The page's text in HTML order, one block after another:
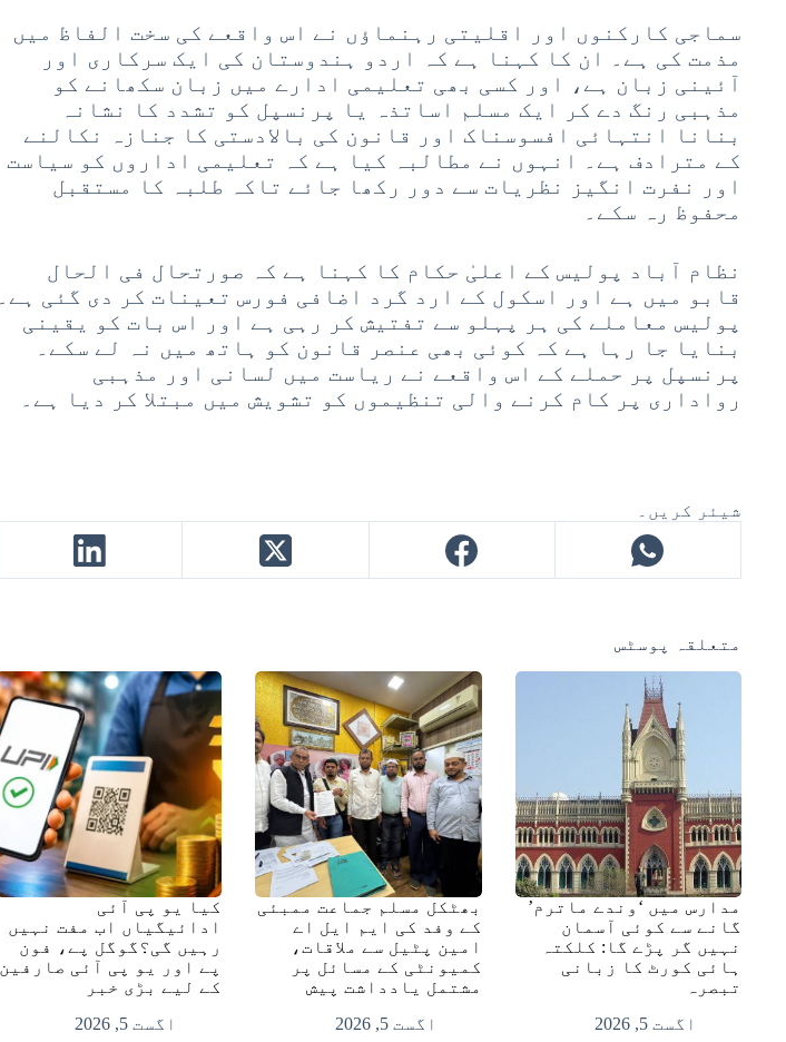
سماجی کارکنوں اور اقلیتی رہنماؤں نے اس واقعے کی سخت الفاظ میں
مذمت کی ہے۔ ان کا کہنا ہے کہ اردو ہندوستان کی ایک سرکاری اور
آئینی زبان ہے، اور کسی بھی تعلیمی ادارے میں زبان سکھانے کو
مذہبی رنگ دے کر ایک مسلم اساتذہ یا پرنسپل کو تشدد کا نشانہ
بنانا انتہائی افسوسناک اور قانون کی بالادستی کا جنازہ نکالنے
کے مترادف ہے۔ انہوں نے مطالبہ کیا ہے کہ تعلیمی اداروں کو سیاست
اور نفرت انگیز نظریات سے دور رکھا جائے تاکہ طلبہ کا مستقبل
محفوظ رہ سکے۔
نظام آباد پولیس کے اعلیٰ حکام کا کہنا ہے کہ صورتحال فی الحال
قابو میں ہے اور اسکول کے ارد گرد اضافی فورس تعینات کر دی گئی ہے۔
پولیس معاملے کی ہر پہلو سے تفتیش کر رہی ہے اور اس بات کو یقینی
بنایا جا رہا ہے کہ کوئی بھی عنصر قانون کو ہاتھ میں نہ لے سکے۔
پرنسپل پر حملے کے اس واقعے نے ریاست میں لسانی اور مذہبی
رواداری پر کام کرنے والی تنظیموں کو تشویش میں مبتلا کر دیا ہے۔
شیئر کریں۔
متعلقہ پوسٹس
مدارس میں ‘وندے ماترم’
گانے سے کوئی آسمان
نہیں گر پڑے گا: کلکتہ
ہائی کورٹ کا زبانی
تبصرہ
اگست 5, 2026
بھٹکل مسلم جماعت ممبئی
کے وفد کی ایم ایل اے
امین پٹیل سے ملاقات،
کمیونٹی کے مسائل پر
مشتمل یادداشت پیش
اگست 5, 2026
کیا یو پی آئی
ادائیگیاں اب مفت نہیں
رہیں گی؟گوگل پے، فون
پے اور یو پی آئی صارفین
کے لیے بڑی خبر
اگست 5, 2026